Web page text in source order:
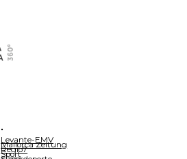
.
Levante-EMV
Mallorca Zeitung
Regio7
Sport